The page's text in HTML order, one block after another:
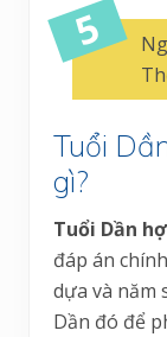
Tuổi
gì?
Tuổi Dần
đáp án
dựa và năm
Dần đó để